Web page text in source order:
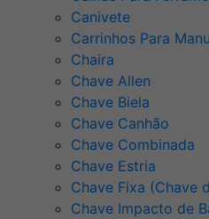
Canivete
Carrinhos Para
Chaira
Chave Allen
Chave Biela
Chave Canhão
Chave Combinada
Chave Estria
Chave Fixa (Chave
Chave Impacto de